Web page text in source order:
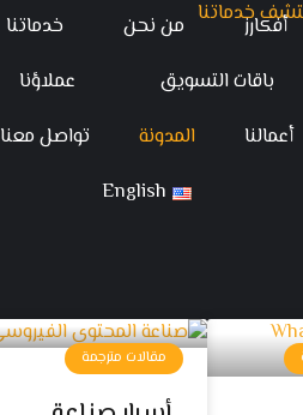
أفكارز من نحن
خدماتنا
باقات التسويق
عملاؤنا
أعمالنا
المدونة
تواصل معنا
English
مقالات مترجمة